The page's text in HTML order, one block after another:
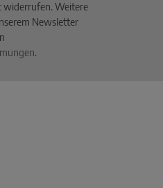
widerrufen. Weitere
Newsletter
.